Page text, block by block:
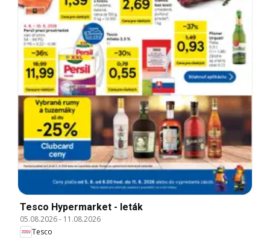
Tesco Hypermarket - leták
05.08.2026- 11.08.2026
Tesco